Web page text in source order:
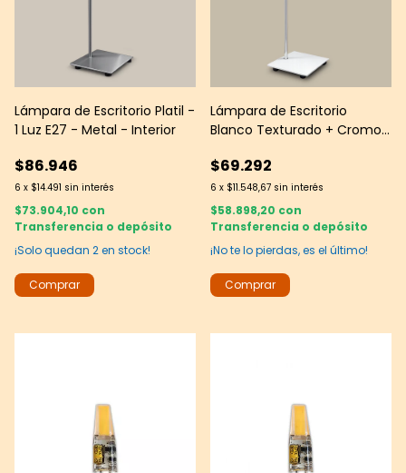
Lámpara de Escritorio Platil -
1 Luz E27 - Metal - Interior
$86.946
6 x $14.491 sin interés
$73.904,10 con
Transferencia o depósito
¡Solo quedan 2en stock!
Lámpara de Escritorio
Blanco Texturado + Cromo
$69.292
6 x $11.548,67 sin interés
$58.898,20 con
Transferencia o depósito
¡No te lo pierdas, es el último!